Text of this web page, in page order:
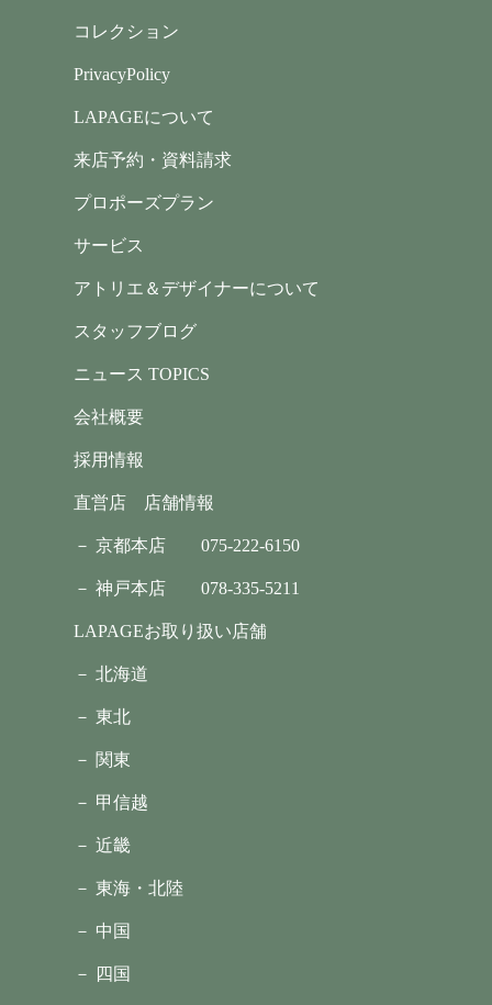
コレクション
PrivacyPolicy
LAPAGEについて
来店予約・資料請求
プロポーズプラン
サービス
アトリエ＆デザイナーについて
スタッフブログ
ニュース TOPICS
会社概要
採用情報
直営店 店舗情報
－ 京都本店075-222-6150
－ 神戸本店078-335-5211
LAPAGEお取り扱い店舗
－ 北海道
－ 東北
－ 関東
－ 甲信越
－ 近畿
－ 東海・北陸
－ 中国
－ 四国